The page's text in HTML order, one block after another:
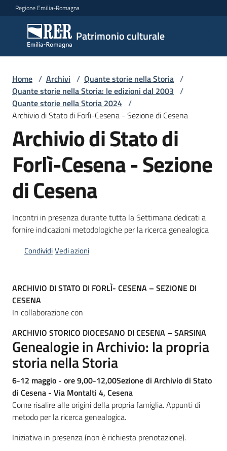
Vai al contenuto
Vai alla navigazione
Vai al footer
Regione Emilia-Romagna
Patrimonio culturale
Patrimonio
culturale
Argomenti
Novità
Servizi
Leggi
Bandi
Piani
Mediateca
Giuseppe
Guglielmi
Seguici
su
Home / Archivi / Quante storie nella Storia /
Quante storie nella Storia: le edizioni dal 2003 /
Quante storie nella Storia 2024 /
Archivio di Stato di Forlì-Cesena - Sezione di Cesena
Archivio di Stato di
Forlì-Cesena - Sezione
di Cesena
Incontri in presenza durante tutta la Settimana dedicati a
fornire indicazioni metodologiche per la ricerca genealogica
CondividiVedi azioni
ARCHIVIO DI STATO DI FORLÌ- CESENA – SEZIONE DI
CESENA
In collaborazione con
ARCHIVIO STORICO DIOCESANO DI CESENA – SARSINA
Genealogie in Archivio: la propria
storia nella Storia
6-12 maggio - ore 9,00-12,00Sezione di Archivio di Stato
di Cesena - Via Montalti 4, Cesena
Come risalire alle origini della propria famiglia. Appunti di
metodo per la ricerca genealogica.
Iniziativa in presenza (non è richiesta prenotazione).